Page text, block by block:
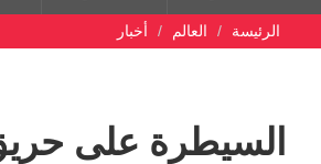
الرئيسة العالم أخبار
السيطرة على